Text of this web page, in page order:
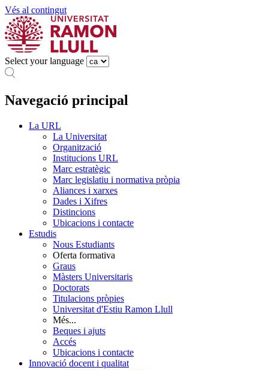
Vés al contingut
Select your language
Navegació principal
La URL
La Universitat
Organització
Institucions URL
Marc estratègic
Marc legislatiu i normativa pròpia
Aliances i xarxes
Dades i Xifres
Distincions
Ubicacions i contacte
Estudis
Nous Estudiants
Oferta formativa
Graus
Màsters Universitaris
Doctorats
Titulacions pròpies
Universitat d'Estiu Ramon Llull
Més...
Beques i ajuts
Accés
Ubicacions i contacte
Innovació docent i qualitat